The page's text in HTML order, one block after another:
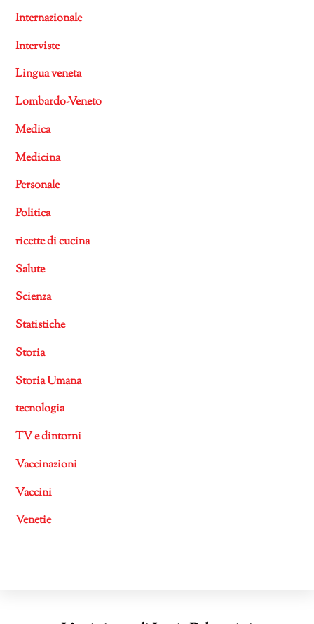
Internazionale
Interviste
Lingua veneta
Lombardo-Veneto
Medica
Medicina
Personale
Politica
ricette di cucina
Salute
Scienza
Statistiche
Storia
Storia Umana
tecnologia
TV e dintorni
Vaccinazioni
Vaccini
Venetie